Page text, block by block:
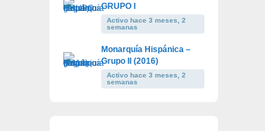
GRUPO I
Activo hace 3 meses, 2
semanas
Monarquía Hispánica –
Grupo II (2016)
Activo hace 3 meses, 2
semanas